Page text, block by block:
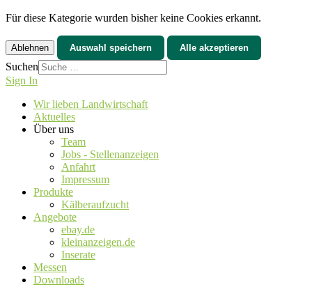
Für diese Kategorie wurden bisher keine Cookies erkannt.
Ablehnen Auswahl speichern Alle akzeptieren
Suchen
Sign In
Wir lieben Landwirtschaft
Aktuelles
Über uns
Team
Jobs - Stellenanzeigen
Anfahrt
Impressum
Produkte
Kälberaufzucht
Angebote
ebay.de
kleinanzeigen.de
Inserate
Messen
Downloads